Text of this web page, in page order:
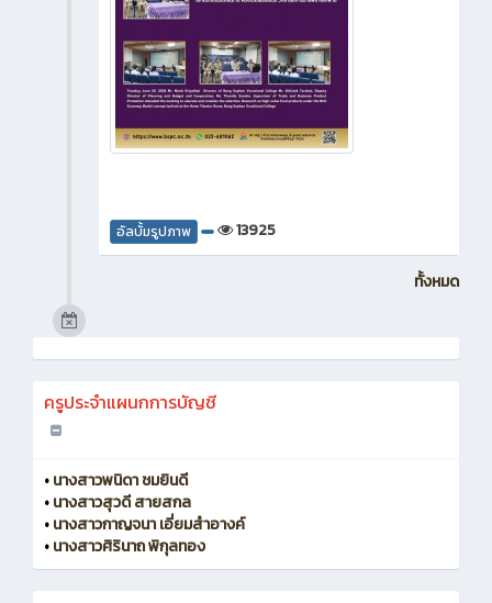
อัลบั้มรูปภาพ 13925
ทั้งหมด
ครูประจำแผนกการบัญชี
•นางสาวพนิดา ชมยินดี
•นางสาวสุวดี สายสกล
•นางสาวกาญจนา เอี่ยมสำอางค์
•นางสาวศิรินาถ พิกุลทอง